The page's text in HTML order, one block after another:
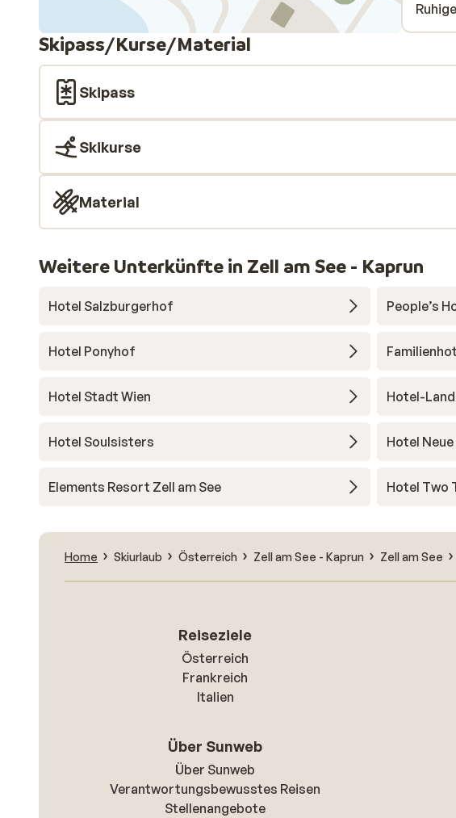
Skipass/Kurse/Material
Skipass
Skikurse
Material
Weitere Unterkünfte in Zell am See - Kaprun
Hotel Salzburgerhof People’s
Hotel Ponyhof
Hotel Stadt Wien Hotel-
Hotel Soulsisters Hotel
Elements Resort Zell am See Hotel Two
Home Skiurlaub Österreich Zell am See - Kaprun Zell am See
Reiseziele
Österreich
Frankreich
Italien
Über Sunweb
Über Sunweb
Verantwortungsbewusstes Reisen
Stellenangebote